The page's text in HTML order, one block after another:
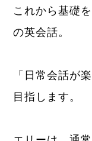
これから基礎
の英会話。
「日常会話が
目指します。